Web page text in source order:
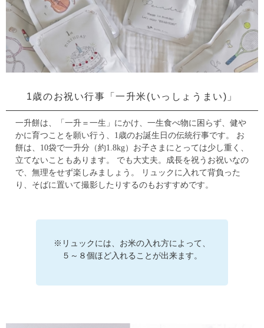
1歳のお祝い行事「一升米(いっしょうまい)」
一升餅は、「一升＝一生」にかけ、一生食べ物に困らず、健や
かに育つことを願い行う、 1歳のお誕生日の伝統行事です。
お
餅は、10袋で一升分（約1.8kg）お子さまにとっては少し重く、
立てないこともあります。
でも大丈夫。成長を祝うお祝いなの
で、無理をせず楽しみましょう。
リュックに入れて背負った
り、そばに置いて撮影したりするのもおすすめです。
※リュックには、お米の入れ方によって、
５～８個ほど入れることが出来ます。